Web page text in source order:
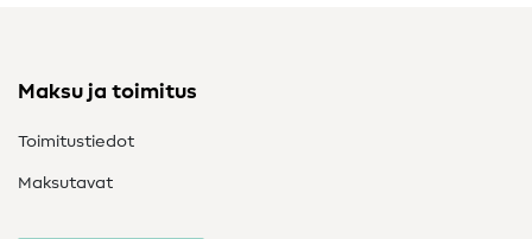
Maksu ja toimitus
Toimitustiedot
Maksutavat